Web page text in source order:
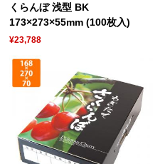
くらんぼ 浅型 BK
173×273×55mm (100枚入)
¥23,788